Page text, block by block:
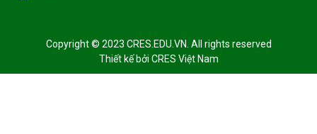
Copyright © 2023 CRES.EDU.VN. All rights reserved
Thiết kế bởi CRES Việt Nam